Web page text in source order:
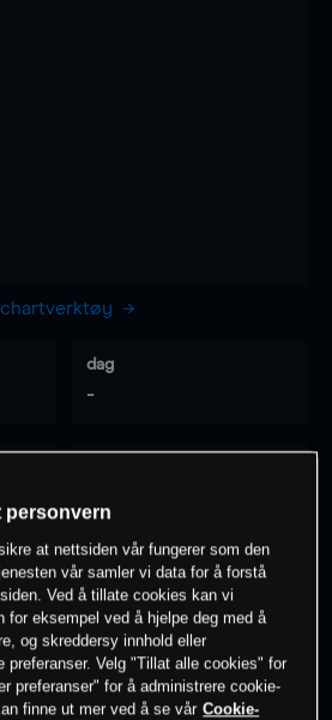
chartverktøy
dag
-
erpå dette instrumentet
Søk om konto
personvern
at nettsiden vår fungerer som den
vår samler vi data for å forstå
Ved å tillate cookies kan vi
for eksempel ved å hjelpe deg med å
og skreddersy innhold eller
preferanser. Velg "Tillat alle cookies" for
preferanser" for å administrere cookie-
finne ut mer ved å se vår Cookie-